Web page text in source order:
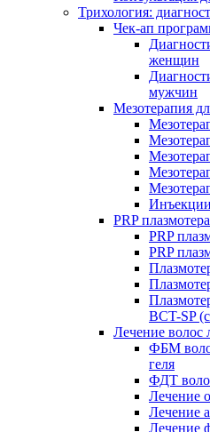
Трихология:
Чек-ап
женщин
мужчин
Мезотерапия
PRP
PRP
PRP
BCT-SP
Лечение волос
ФБМ
геля
ФДТ
Лечение
Лечение
Лечение